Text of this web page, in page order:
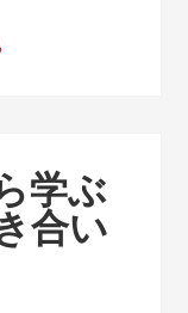
学ぶ
合い